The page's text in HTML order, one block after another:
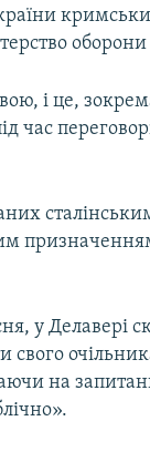
і це,
час
у Делавері
на